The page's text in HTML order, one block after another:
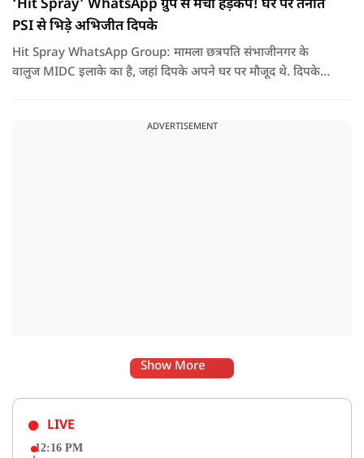
‘Hit Spray’ WhatsApp ग्रुप से मचा हड़कंप! घर पर तैनात
PSI से भिड़े अभिजीत दिपके
Hit Spray WhatsApp Group: मामला छत्रपति संभाजीनगर के
वालुज MIDC इलाके का है, जहां दिपके अपने घर पर मौजूद थे. दिपके
को लेकर दिपके की पुलिस अधिकारी से तीखी बहस हो गई.
ADVERTISEMENT
Show More
LIVE
12:16 PM